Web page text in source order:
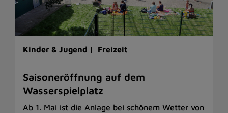
Kinder & Jugend | Freizeit
Saisoneröffnung auf dem
Wasserspielplatz
Ab 1. Mai ist die Anlage bei schönem Wetter von